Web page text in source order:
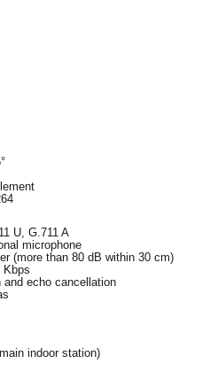
U, G.711 A
microphone
(more than 80 dB within 30 cm)
Kbps
and echo cancellation
indoor station)